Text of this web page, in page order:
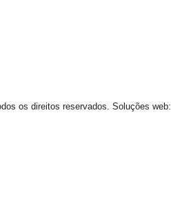
os direitos reservados. Soluções web: